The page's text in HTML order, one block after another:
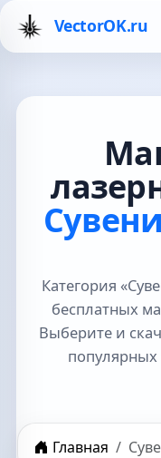
VectorOK.ru
Категория
бесплатных
Выберите и
популярных
Главная